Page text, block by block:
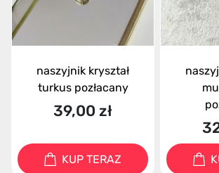
naszyjnik kryształ
turkus pozłacany
39,00 zł
KUP TERAZ